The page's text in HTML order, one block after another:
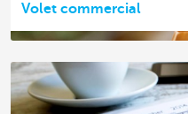
Volet commercial